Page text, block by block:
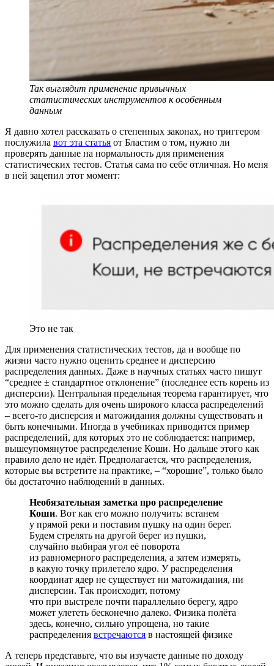
Так выглядит применение привычных
статистических инструментов к особенным
данным
Я давно хотел рассказать о степенных законах, но триггером
послужила вот эта статья от Бластим о том, нужно ли
проверять данные на нормальность для применения
статистических тестов. Статья сама по себе отличная. Но меня
в ней зацепил этот момент:
Это не так
Для применения статистических тестов, да и вообще по
жизни часто нужно оценить среднее и дисперсию
распределения данных. Даже в научных статьях часто пишут
“среднее ± стандартное отклонение” (последнее есть корень из
дисперсии). Центральная предельная теорема гарантирует, что
это можно сделать для очень широкого класса распределений
– всего-то дисперсия и матожидания должны существовать и
быть конечными. Иногда в учебниках приводится пример
распределений, для которых это не соблюдается: например,
вышеупомянутое распределение Коши. Но дальше этого как
правило дело не идёт. Предполагается, что распределения,
которые вы встретите на практике, – “хорошие”, только было
бы достаточно наблюдений в данных.
Необязательная заметка про распределение
Коши. Вот как его можно получить: встанем
у прямой реки и поставим пушку на один берег.
Будем стрелять на другой берег из пушки,
случайно выбирая угол её поворота
из равномерного распределения, а затем измерять,
в какую точку прилетело ядро. У распределения
координат ядер не существует ни матожидания, ни
дисперсии. Так происходит, потому
что при выстреле почти параллельно берегу, ядро
может улететь бесконечно далеко. Физика полёта
здесь, конечно, сильно упрощена, но такие
распределения встречаются в настоящей физике
А теперь представьте, что вы изучаете данные по доходу